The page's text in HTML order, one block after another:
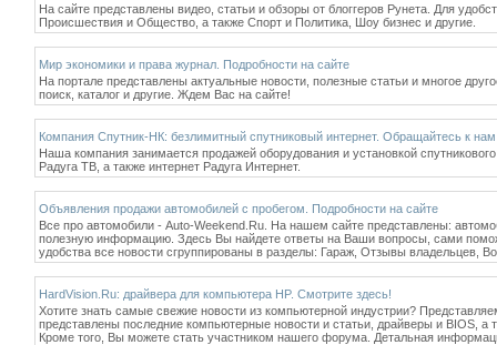
На сайте представлены видео, статьи и обзоры от блоггеров Рунета. Для
Происшествия и Общество, а также Спорт и Политика, Шоу бизнес и другие.
Мир экономики и права журнал. Подробности на сайте
На портале представлены актуальные новости, полезные статьи и многое
поиск, каталог и другие. Ждем Вас на сайте!
Компания Спутник-НК: безлимитный спутниковый интернет. Обращайтесь к
Наша компания занимается продажей оборудования и установкой
Радуга ТВ, а также интернет Радуга Интернет.
Объявления продажи автомобилей с пробегом. Подробности на сайте
Все про автомобили - Auto-Weekend.Ru. На нашем сайте представлены:
полезную информацию. Здесь Вы найдете ответы на Ваши вопросы, сами
удобства все новости сгруппированы в разделы: Гараж, Отзывы
HardVision.Ru: драйвера для компьютера HP. Смотрите здесь!
Хотите знать самые свежие новости из компьютерной индустрии?
представлены последние компьютерные новости и статьи, драйверы и BIOS,
Кроме того, Вы можете стать участником нашего форума. Детальная